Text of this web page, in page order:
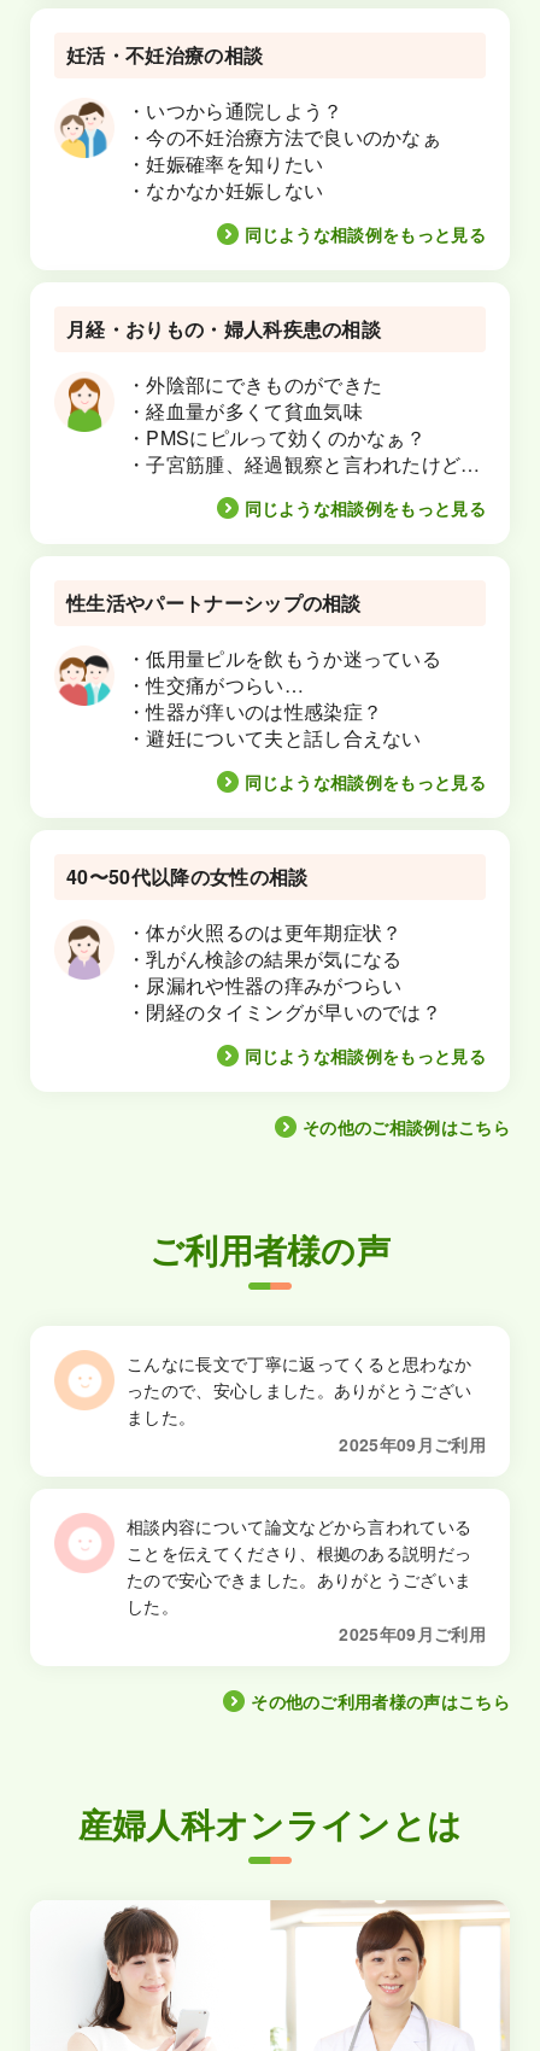
妊活・不妊治療の相談
・いつから通院しよう？
・今の不妊治療方法で良いのかなぁ
・妊娠確率を知りたい
・なかなか妊娠しない
同じような相談例をもっと見る
月経・おりもの・婦人科疾患の相談
・外陰部にできものができた
・経血量が多くて貧血気味
・PMSにピルって効くのかなぁ？
・子宮筋腫、経過観察と言われたけど…
同じような相談例をもっと見る
性生活やパートナーシップの相談
・低用量ピルを飲もうか迷っている
・性交痛がつらい…
・性器が痒いのは性感染症？
・避妊について夫と話し合えない
同じような相談例をもっと見る
40〜50代以降の女性の相談
・体が火照るのは更年期症状？
・乳がん検診の結果が気になる
・尿漏れや性器の痒みがつらい
・閉経のタイミングが早いのでは？
同じような相談例をもっと見る
その他のご相談例はこちら
ご利用者様の声
こんなに長文で丁寧に返ってくると思わなか
ったので、安心しました。ありがとうござい
ました。
2025年09月ご利用
相談内容について論文などから言われている
ことを伝えてくださり、根拠のある説明だっ
たので安心できました。ありがとうございま
した。
2025年09月ご利用
その他のご利用者様の声はこちら
産婦人科オンラインとは